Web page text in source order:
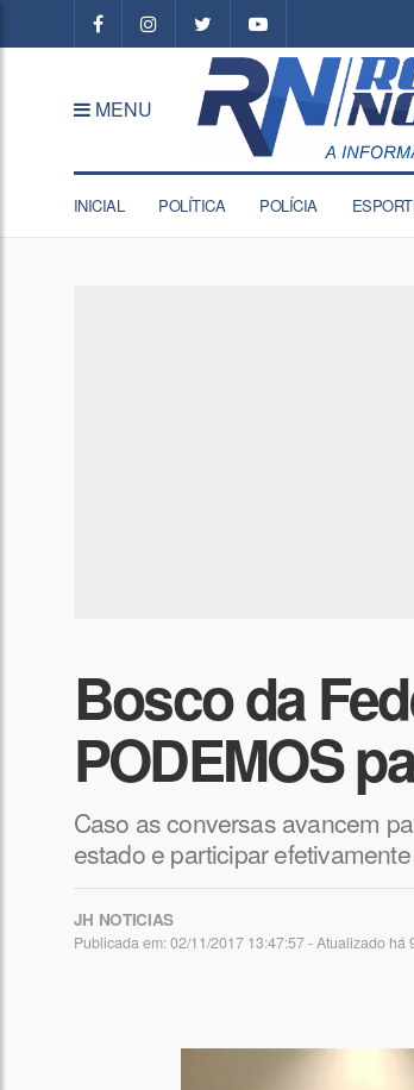
MENU
INICIAL POLÍTICA POLÍCIA
Bosco da
PODEMOS
Caso as conversas avancem
estado e participar
JH NOTICIAS
Publicada em: 02/11/2017 13:47:57 - Atualizado há